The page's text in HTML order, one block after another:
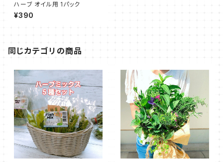
ハーブ オイル用 1パック
¥390
同じカテゴリの商品